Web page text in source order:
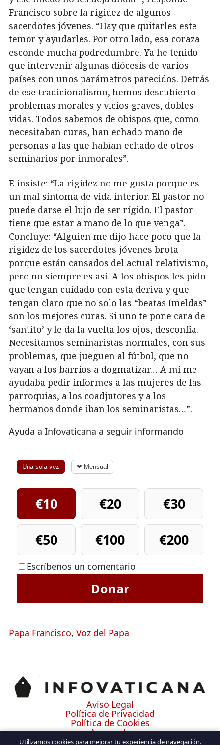
Francisco sobre la rigidez de algunos
sacerdotes jóvenes. “Hay que quitarles este
temor y ayudarles. Por otro lado, esa coraza
esconde mucha podredumbre. Ya he tenido
que intervenir algunas diócesis de varios
países con unos parámetros parecidos. Detrás
de ese tradicionalismo, hemos descubierto
problemas morales y vicios graves, dobles
vidas. Todos sabemos de obispos que, como
necesitaban curas, han echado mano de
personas a las que habían echado de otros
seminarios por inmorales”.
E insiste: “La rigidez no me gusta porque es
un mal síntoma de vida interior. El pastor no
puede darse el lujo de ser rígido. El pastor
tiene que estar a mano de lo que venga”.
Concluye: “Alguien me dijo hace poco que la
rigidez de los sacerdotes jóvenes brota
porque están cansados del actual relativismo,
pero no siempre es así. A los obispos les pido
que tengan cuidado con esta deriva y que
tengan claro que no solo las “beatas Imeldas”
son los mejores curas. Si uno te pone cara de
‘santito’ y le da la vuelta los ojos, desconfía.
Necesitamos seminaristas normales, con sus
problemas, que jueguen al fútbol, que no
vayan a los barrios a dogmatizar… A mí me
ayudaba pedir informes a las mujeres de las
parroquias, a los coadjutores y a los
hermanos donde iban los seminaristas…”.
Ayuda a Infovaticana a seguir informando
Una sola vez ❤ Mensual
€10 €20
€30
€50
€100 €200
Escríbenos un comentario
Donar
Papa Francisco, Voz del Papa
Aviso Legal
Política de Privacidad
Política de Cookies
Acerca de
Contacto
Utilizamos cookies para mejorar tu experiencia de navegación.